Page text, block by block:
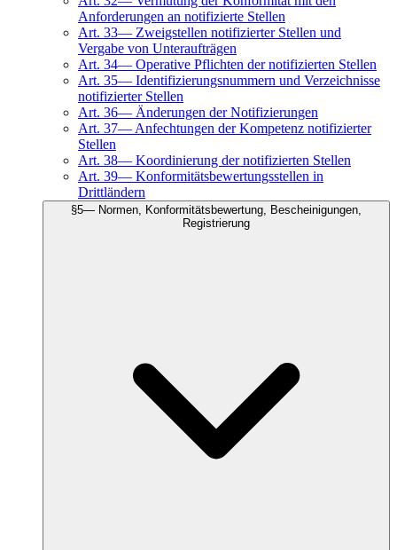
Anforderungen an notifizierte Stellen
Art. 33— Zweigstellen notifizierter Stellen und
Vergabe von Unteraufträgen
Art. 34— Operative Pflichten der notifizierten Stellen
Art. 35— Identifizierungsnummern und Verzeichnisse
notifizierter Stellen
Art. 36— Änderungen der Notifizierungen
Art. 37— Anfechtungen der Kompetenz notifizierter
Stellen
Art. 38— Koordinierung der notifizierten Stellen
Art. 39— Konformitätsbewertungsstellen in
Drittländern
§5— Normen, Konformitätsbewertung, Bescheinigungen,
Registrierung